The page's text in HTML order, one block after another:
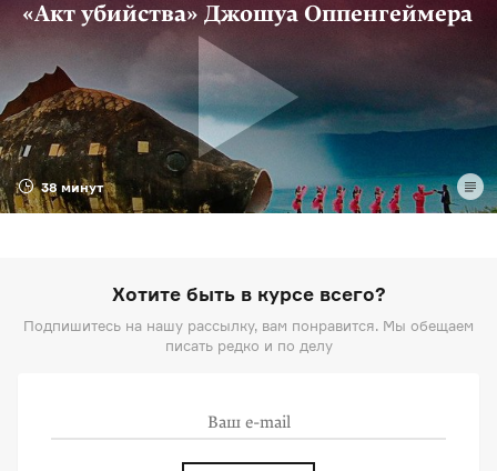
38 минут
«Акт убийства» Джошуа Оппенгеймера
Хотите быть в курсе всего?
Подпишитесь на нашу рассылку, вам понравится. Мы обещаем
писать редко и по делу